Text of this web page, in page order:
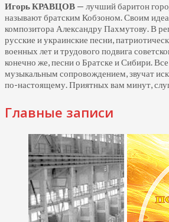
Игорь КРАВЦОВ — лучший баритон
называют братским Кобзоном. Своим
композитора Александру Пахмутову. В
русские и украинские песни,
военных лет и трудового подвига
конечно же, песни о Братске и Сибири.
музыкальным сопровождением, звучат
по-настоящему.Приятных вам минут,
Главные записи